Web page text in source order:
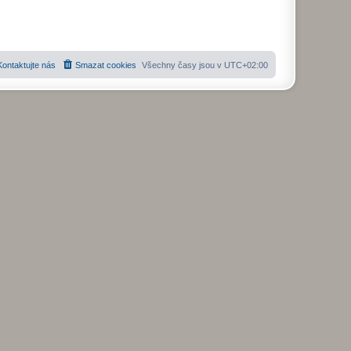
Všechny časy jsou v UTC+02:00
Smazat cookies
nás